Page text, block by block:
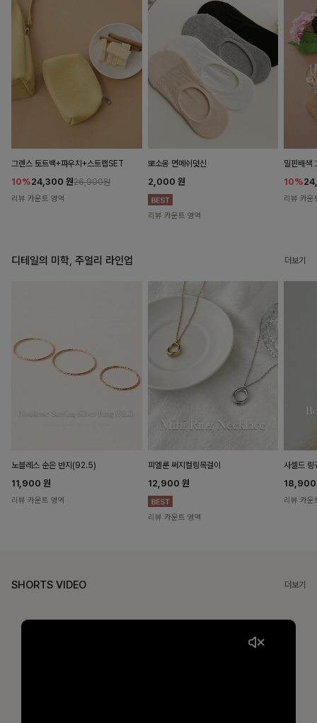
그렌스 토트백+파우치+스트랩SET
10%24,300 원26,900원
리뷰 카운트 영역
뽀소옹 면메쉬덧신
2,000 원
리뷰 카운트 영역
밀핀배색
10%
리뷰 카운
디테일의 미학, 주얼리 라인업 더보기
노블레스 순은 반지(92.5)
11,900 원
리뷰 카운트 영역
피엘룬 써지컬링목걸이
12,900 원
리뷰 카운트 영역
사셀드 링
리뷰 카운
SHORTS VIDEO 더보기